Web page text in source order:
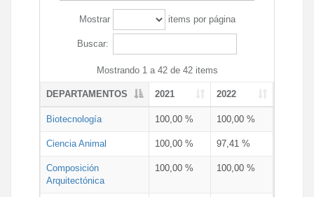
Mostrar items por página
Buscar:
Mostrando 1 a 42 de 42 items
DEPARTAMENTOS 2021 2022
Biotecnología 100,00 % 100,00 %
Ciencia Animal 100,00 % 97,41 %
Composición
Arquitectónica
100,00 % 100,00 %